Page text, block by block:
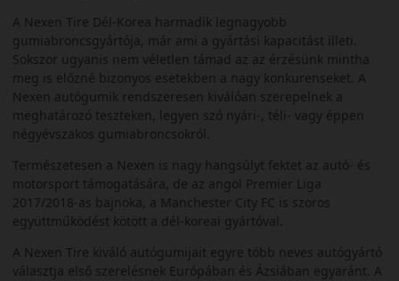
A Nexen Tire Dél-Korea harmadik legnagyobb
gumiabroncsgyártója, már ami a gyártási kapacitást illeti.
Sokszor ugyanis nem véletlen támad az az érzésünk mintha
meg is előzné bizonyos esetekben a nagy konkurenseket. A
Nexen autógumik rendszeresen kiválóan szerepelnek a
meghatározó teszteken, legyen szó nyári-, téli- vagy éppen
négyévszakos gumiabroncsokról.
Természetesen a Nexen is nagy hangsúlyt fektet az autó- és
motorsport támogatására, de az angol Premier Liga
2017/2018-as bajnoka, a Manchester City FC is szoros
együttműködést kötött a dél-koreai gyártóval.
A Nexen Tire kiváló autógumijait egyre több neves autógyártó
választja első szerelésnek Európában és Ázsiában egyaránt. A